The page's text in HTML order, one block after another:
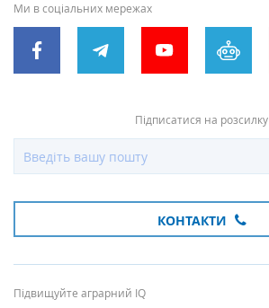
Ми в соціальних мережах
Підписатися на розсилку
КОНТАКТИ
Підвищуйте аграрний IQ